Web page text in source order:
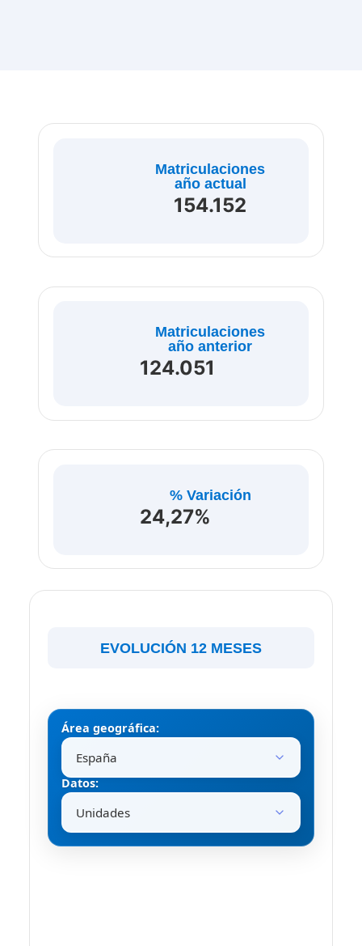
Matriculaciones
año actual
154.152
Matriculaciones
año anterior
124.051
% Variación
24,27%
EVOLUCIÓN 12 MESES
Área geográfica:
Datos: